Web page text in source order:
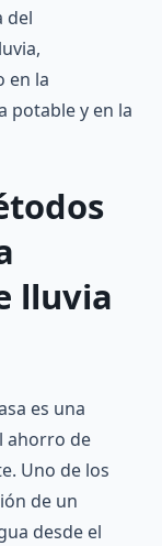
del
en la
potable y en la
lluvia
es una
ahorro de
Uno de los
de un
desde el